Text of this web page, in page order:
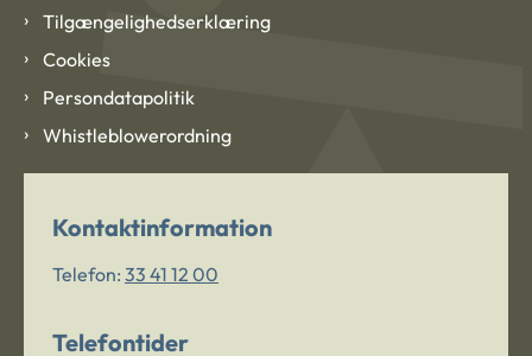
Tilgængelighedserklæring
Cookies
Persondatapolitik
Whistleblowerordning
Kontaktinformation
Telefon: 33 41 12 00
Telefontider